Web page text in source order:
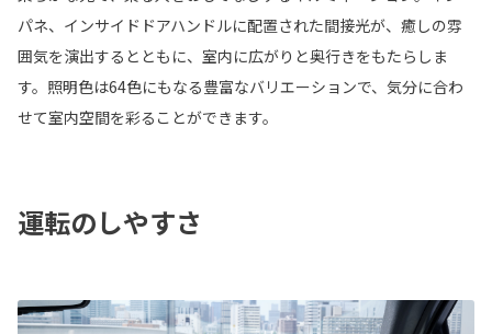
パネ、インサイドドアハンドルに配置された間接光が、癒しの雰
囲気を演出するとともに、室内に広がりと奥行きをもたらしま
す。照明色は64色にもなる豊富なバリエーションで、気分に合わ
せて室内空間を彩ることができます。
運転のしやすさ